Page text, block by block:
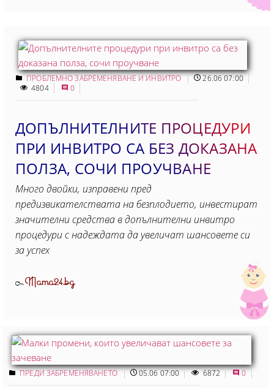
ПРОБЛЕМНО ЗАБРЕМЕНЯВАНЕ И ИНВИТРО
26.06 07:00
4804
0
ДОПЪЛНИТЕЛНИТЕ ПРОЦЕДУРИ
ПРИ ИНВИТРО СА БЕЗ ДОКАЗАНА
ПОЛЗА, СОЧИ ПРОУЧВАНЕ
Много двойки, изправени пред
предизвикателствата на безплодието, инвестират
значителни средства в допълнителни инвитро
процедури с надеждата да увеличат шансовете си
за успех
ОтMama24.bg
ПРЕДИ ЗАБРЕМЕНЯВАНЕТО 05.06 07:00 6872 0